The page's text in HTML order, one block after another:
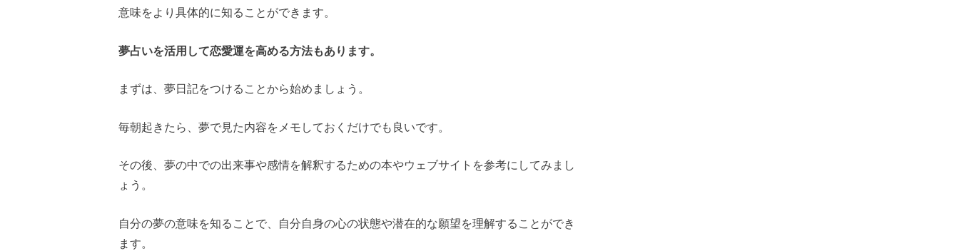
意味をより具体的に知ることができます。
夢占いを活用して恋愛運を高める方法もあります。
まずは、夢日記をつけることから始めましょう。
毎朝起きたら、夢で見た内容をメモしておくだけでも良いです。
その後、夢の中での出来事や感情を解釈するための本やウェブサイトを参考にしてみまし
ょう。
自分の夢の意味を知ることで、自分自身の心の状態や潜在的な願望を理解することができ
ます。